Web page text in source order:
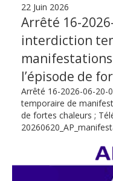
22 Juin 2026
Arrêté 16-
interdiction
l’épisode de
Arrêté 16-2026-06-20-
temporaire de
de fortes chaleurs ;